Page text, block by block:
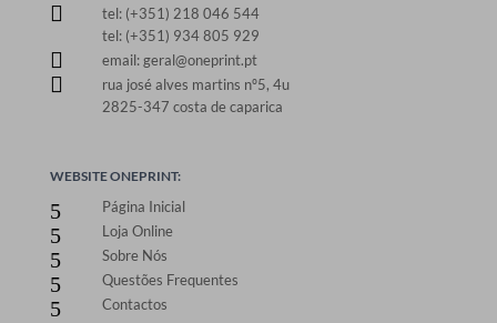

tel: (+351) 218 046 544
tel: (+351) 934 805 929
 email: geral@oneprint.pt

rua josé alves martins nº5, 4u
2825-347 costa de caparica
WEBSITE ONEPRINT:
5 Página Inicial
5 Loja Online
5 Sobre Nós
5 Questões Frequentes
5 Contactos